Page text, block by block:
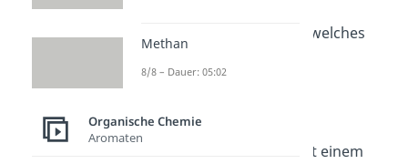
Kohlenstoffatom zurück, welches
Den3. Schritt
überschüssige Alkohol mit einem
Methan
8/8 – Dauer: 05:02
Organische Chemie
Aromaten